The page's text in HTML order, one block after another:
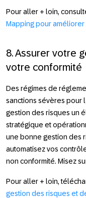
Pour aller + loin,
Mapping pour
8. Assurer votre
votre conformité
Des régimes de
sanctions sévères pour
gestion des risques un
stratégique et
une bonne gestion des
automatisez vos
non conformité. Misez
Pour aller + loin,
gestion des risques et